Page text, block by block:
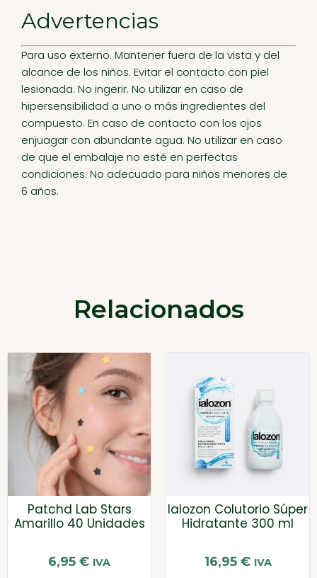
Advertencias
Para uso externo. Mantener fuera de la vista y del
alcance de los niños. Evitar el contacto con piel
lesionada. No ingerir. No utilizar en caso de
hipersensibilidad a uno o más ingredientes del
compuesto. En caso de contacto con los ojos
enjuagar con abundante agua. No utilizar en caso
de que el embalaje no esté en perfectas
condiciones. No adecuado para niños menores de
6 años.
Relacionados
Patchd Lab Stars
Amarillo 40 Unidades
6,95 € IVA
Ialozon Colutorio Súper
Hidratante 300 ml
16,95 € IVA